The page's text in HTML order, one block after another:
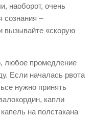
наоборот, очень
сознания –
вызывайте «скорую
любое промедление
Если началась рвота
нужно принять
капли
на полстакана